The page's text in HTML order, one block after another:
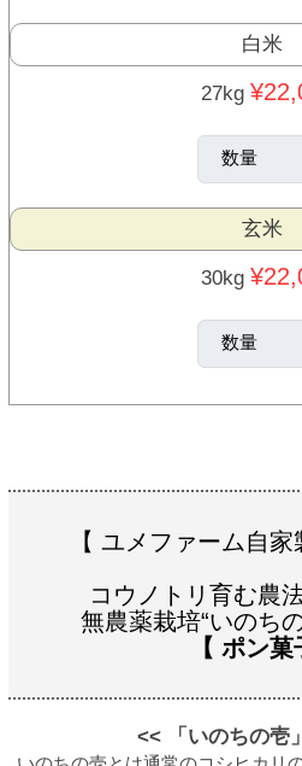
白米
27kg
玄米
30kg
【 ユメファーム自家
コウノトリ育む農
無農薬栽培“いのち
【 ポン菓
<< 「いのちの壱